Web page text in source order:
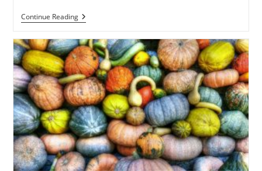
Continue ReadingDaigelių
Galia:
Juos
Užsiauginti
Namuose